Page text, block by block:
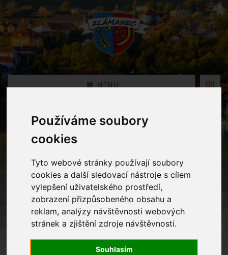
Používáme soubory
cookies
Tyto webové stránky používají soubory
cookies a další sledovací nástroje s cílem
vylepšení uživatelského prostředí,
zobrazení přizpůsobeného obsahu a
reklam, analýzy návštěvnosti webových
stránek a zjištění zdroje návštěvnosti.
Souhlasím
MENU
Fotogalerie MŠ